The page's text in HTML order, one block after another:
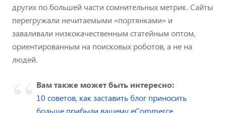
других по большей части сомнительных метрик. Сайты
перегружали нечитаемыми «портянками» и
заваливали низкокачественным статейным оптом,
ориентированным на поисковых роботов, а не на
людей.
Вам также может быть интересно:
10 советов, как заставить блог приносить
больше прибыли вашему eCommerce